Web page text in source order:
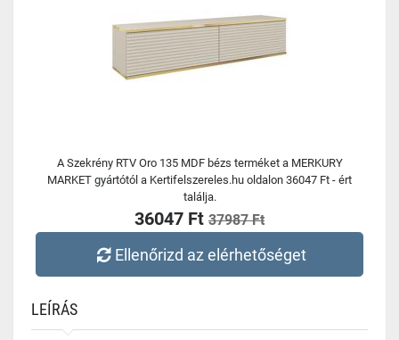
A Szekrény RTV Oro 135 MDF bézs terméket a MERKURY
MARKET gyártótól a Kertifelszereles.hu oldalon 36047 Ft - ért
találja.
36047 Ft 37987 Ft
Ellenőrizd az elérhetőséget
LEÍRÁS